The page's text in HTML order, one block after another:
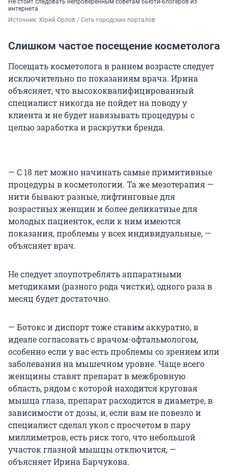
Не стоит следовать непроверенным советам бьюти-блогеров из
интернета
Источник: Юрий Орлов / Сеть городских порталов
Слишком частое посещение косметолога
Посещать косметолога в раннем возрасте следует
исключительно по показаниям врача. Ирина
объясняет, что высококвалифицированный
специалист никогда не пойдет на поводу у
клиента и не будет навязывать процедуры с
целью заработка и раскрутки бренда.
— С 18 лет можно начинать самые примитивные
процедуры в косметологии. Та же мезотерапия —
нити бывают разные, лифтинговые для
возрастных женщин и более деликатные для
молодых пациенток, если к ним имеются
показания, проблемы у всех индивидуальные, —
объясняет врач.
Не следует злоупотреблять аппаратными
методиками (разного рода чистки), одного раза в
месяц будет достаточно.
— Ботокс и диспорт тоже ставим аккуратно, в
идеале согласовать с врачом-офтальмологом,
особенно если у вас есть проблемы со зрением или
заболевания на мышечном уровне. Чаще всего
женщины ставят препарат в межбровную
область, рядом с которой находится круговая
мышца глаза, препарат расходится в диаметре, в
зависимости от дозы, и, если вам не повезло и
специалист сделал укол с просчетом в пару
миллиметров, есть риск того, что небольшой
участок глазной мышцы отключится, —
объясняет Ирина Барчукова.